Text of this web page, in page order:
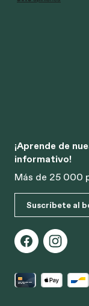
¡Aprende de
informativo!
Más de 25 000
Suscríbete al